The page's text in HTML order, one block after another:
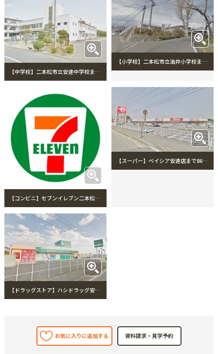
【中学校】二本松市立安達中学校まで259m
【小学校】二本松市立油井小学校まで1829m
【コンビニ】セブンイレブン二本松油井中條店まで222m
【スーパー】ベイシア安達店まで866m
【ドラッグストア】ハシドラッグ安達店まで750m ハシドラッグ安達店
お気に入りに追加する